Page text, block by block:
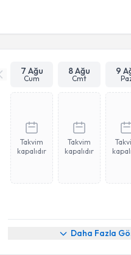
7 Ağu
Cum
8 Ağu
Cmt
9
Takvim
kapalıdır
Takvim
kapalıdır
Daha Fazla